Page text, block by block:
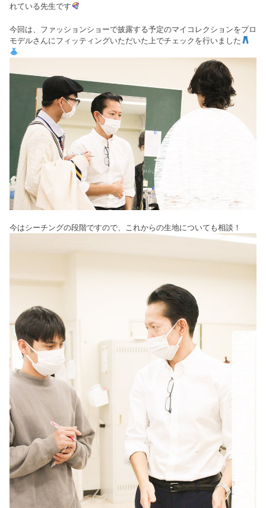
れている先生です
今回は、ファッションショーで披露する予定のマイコレクションをプロ
モデルさんにフィッティングいただいた上でチェックを行いました
今はシーチングの段階ですので、これからの生地についても相談！